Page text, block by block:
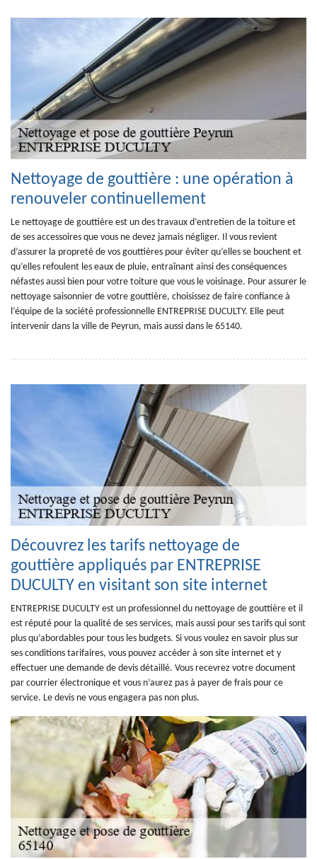
Nettoyage de gouttière : une opération à
renouveler continuellement
Le nettoyage de gouttière est un des travaux d’entretien de la toiture et
de ses accessoires que vous ne devez jamais négliger. Il vous revient
d’assurer la propreté de vos gouttières pour éviter qu’elles se bouchent et
qu’elles refoulent les eaux de pluie, entraînant ainsi des conséquences
néfastes aussi bien pour votre toiture que vous le voisinage. Pour assurer le
nettoyage saisonnier de votre gouttière, choisissez de faire confiance à
l’équipe de la société professionnelle ENTREPRISE DUCULTY. Elle peut
intervenir dans la ville de Peyrun, mais aussi dans le 65140.
Découvrez les tarifs nettoyage de
gouttière appliqués par ENTREPRISE
DUCULTY en visitant son site internet
ENTREPRISE DUCULTY est un professionnel du nettoyage de gouttière et il
est réputé pour la qualité de ses services, mais aussi pour ses tarifs qui sont
plus qu’abordables pour tous les budgets. Si vous voulez en savoir plus sur
ses conditions tarifaires, vous pouvez accéder à son site internet et y
effectuer une demande de devis détaillé. Vous recevrez votre document
par courrier électronique et vous n’aurez pas à payer de frais pour ce
service. Le devis ne vous engagera pas non plus.